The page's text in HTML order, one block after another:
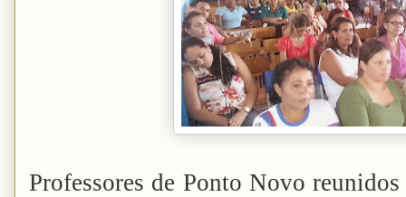
Professores de Ponto Novo